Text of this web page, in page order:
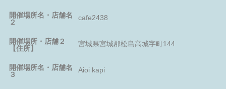
開催場所名・店舗名
２
cafe2438
開催場所・店舗２
【住所】
宮城県宮城郡松島高城字町144
開催場所名・店舗名
３
Aioi kapi